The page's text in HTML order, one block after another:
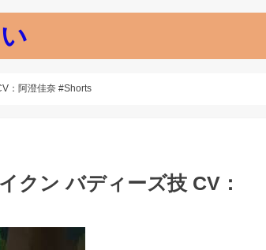
：阿澄佳奈 #Shorts
クン バディーズ技 CV：